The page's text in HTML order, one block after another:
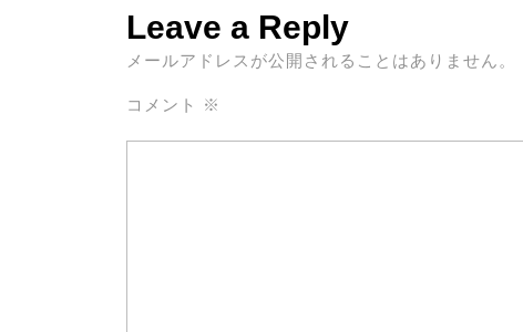
Leave a Reply
メールアドレスが公開されることはありません。
コメント ※